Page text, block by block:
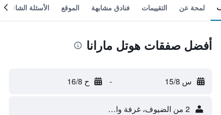
لمحة عن التقييمات فنادق مشابهة الموقع الأسئلة الشائعة
أفضل صفقات هوتل مارانا
س 15/8 - ح 16/8
2 من الضيوف، غرفة واحدة